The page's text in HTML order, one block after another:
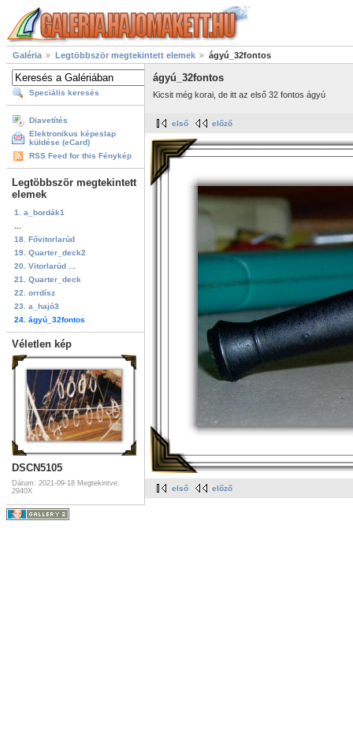
Galéria Legtöbbször megtekintett elemek ágyú_32fontos
Speciális keresés
Diavetítés
Elektronikus képeslap
küldése (eCard)
RSS Feed for this Fénykép
Legtöbbször megtekintett
elemek
1. a_bordák1
18. Fővitorlarúd
19. Quarter_deck2
20. Vitorlarúd ...
21. Quarter_deck
22. orrdísz
23. a_hajó3
24. ágyú_32fontos
Véletlen kép
DSCN5105
Dátum: 2021-09-18 Megtekintve:
2940X
ágyú_32fontos
Kicsit még korai, de itt az első 32 fontos ágyú
első előző
első előző